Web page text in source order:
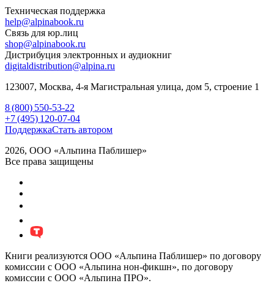
Техническая поддержка
help@alpinabook.ru
Связь для юр.лиц
shop@alpinabook.ru
Дистрибуция электронных и аудиокниг
digitaldistribution@alpina.ru
123007, Москва, 4-я Магистральная улица, дом 5, строение 1
8 (800) 550-53-22
+7 (495) 120-07-04
ПоддержкаСтать автором
2026, ООО «Альпина Паблишер»
Все права защищены
Книги реализуются ООО «Альпина Паблишер» по договору
комиссии с ООО «Альпина нон-фикшн», по договору
комиссии с ООО «Альпина ПРО».